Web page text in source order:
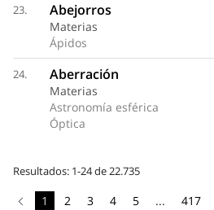
23. Abejorros
Materias
Ápidos
24. Aberración
Materias
Astronomía esférica
Óptica
Resultados: 1-24 de 22.735
1 2 3 4 5 ... 417